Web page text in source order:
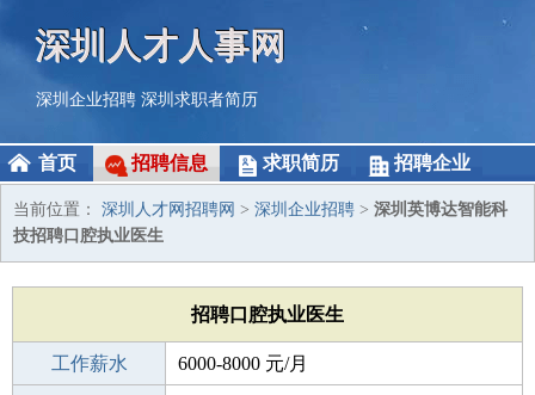
深圳人才人事网
深圳企业招聘 深圳求职者简历
首页 招聘信息 求职简历 招聘企业
当前位置： 深圳人才网招聘网 > 深圳企业招聘 > 深圳英博达智能科
技招聘口腔执业医生
招聘口腔执业医生
工作薪水 6000-8000 元/月